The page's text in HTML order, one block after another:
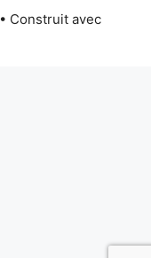
• Construit avec